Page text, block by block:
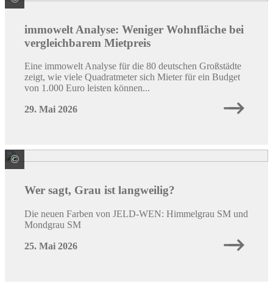
immowelt Analyse: Weniger Wohnfläche bei
vergleichbarem Mietpreis
Eine immowelt Analyse für die 80 deutschen Großstädte
zeigt, wie viele Quadratmeter sich Mieter für ein Budget
von 1.000 Euro leisten können...
29. Mai 2026
© JELD-WEN Deutschland GmbH & Co. KG
Wer sagt, Grau ist langweilig?
Die neuen Farben von JELD-WEN: Himmelgrau SM und
Mondgrau SM
25. Mai 2026